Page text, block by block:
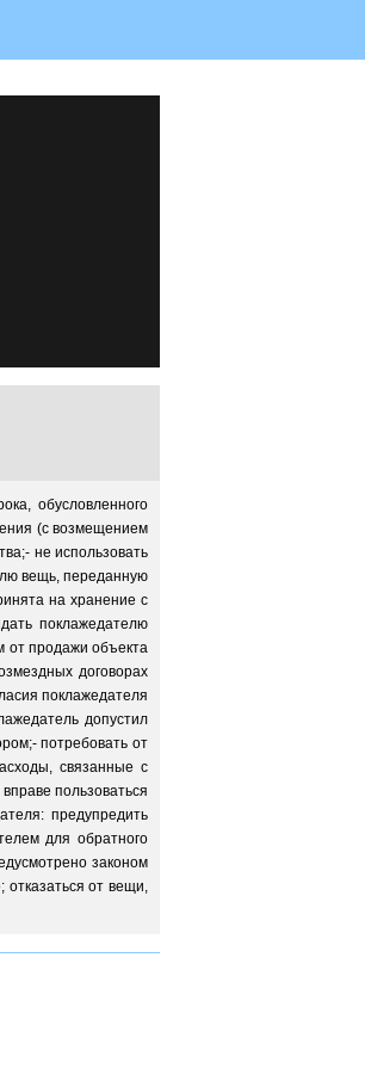
обусловленного
(с возмещением
не использовать
вещь, переданную
на хранение с
поклажедателю
от продажи объекта
договорах
поклажедателя
допустил
потребовать от
связанные с
пользоваться
предупредить
для обратного
законом
отказаться от вещи,